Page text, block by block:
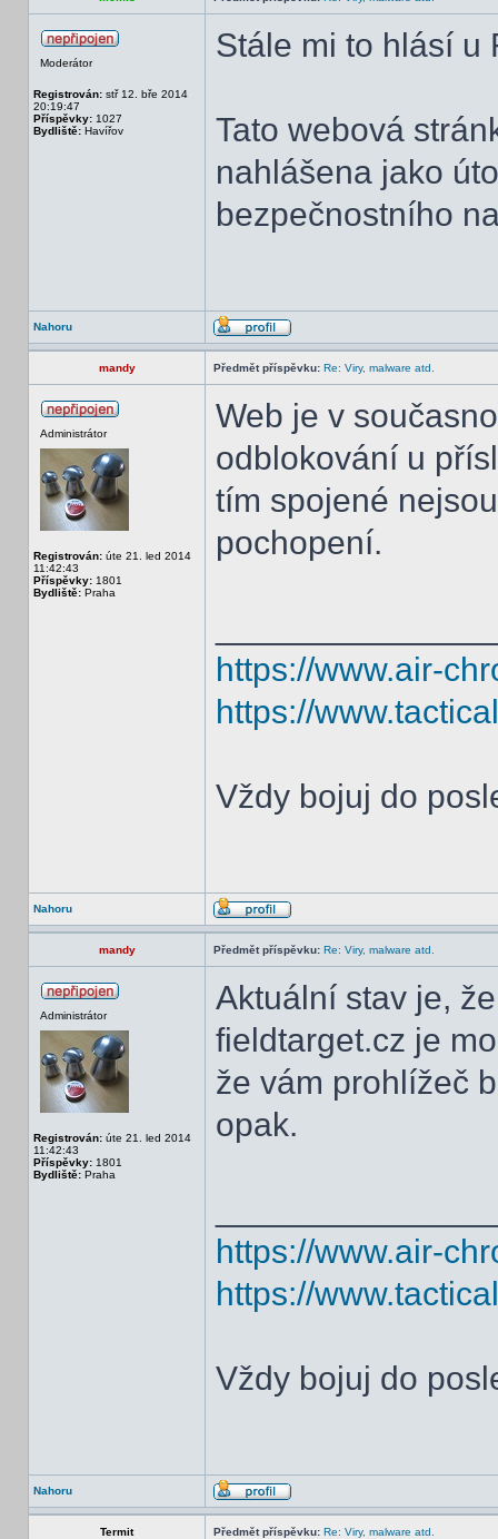
Moderátor
Registrován: stř 12. bře 2014
20:19:47
Příspěvky: 1027
Bydliště: Havířov
Stále mi to hlásí u
Tato webová
nahlášena jako
bezpečnostního
Nahoru
mandy Předmět příspěvku: Re: Viry, malware atd.
Administrátor
Registrován: úte 21. led 2014
11:42:43
Příspěvky: 1801
Bydliště: Praha
Web je v
odblokování u
tím spojené
pochopení.
https://www.air-
https://
Vždy bojuj do
Nahoru
mandy Předmět příspěvku: Re: Viry, malware atd.
Administrátor
Registrován: úte 21. led 2014
11:42:43
Příspěvky: 1801
Bydliště: Praha
Aktuální stav je,
fieldtarget.cz je
že vám prohlížeč
opak.
https://www.air-
https://
Vždy bojuj do
Nahoru
Termit Předmět příspěvku: Re: Viry, malware atd.